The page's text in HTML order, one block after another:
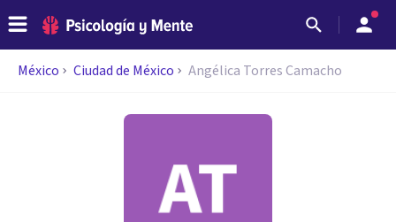
México Ciudad de México Angélica Torres Camacho